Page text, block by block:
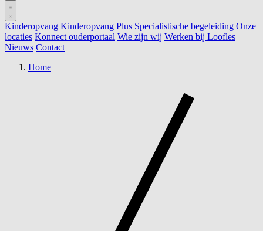
Kinderopvang Kinderopvang Plus Specialistische begeleiding Onze
locaties Konnect ouderportaal Wie zijn wij Werken bij Loofles
Nieuws Contact
Home